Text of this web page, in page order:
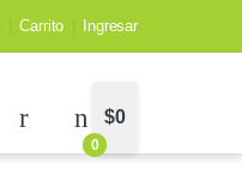
Carrito Ingresar
0
$0